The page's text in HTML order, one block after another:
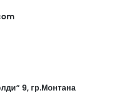
9, гр.Монтана